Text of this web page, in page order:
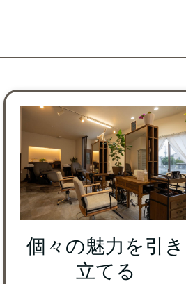
個々の魅力を引き
立てる